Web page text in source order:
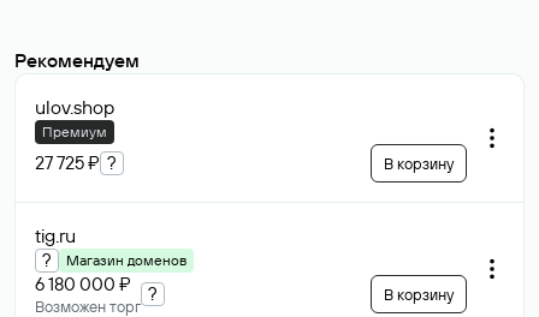
Рекомендуем
ulov.shop
Премиум
27 725 ₽ ? В корзину
tig.ru
? Магазин доменов
6 180 000 ₽
Возможен торг
? В корзину